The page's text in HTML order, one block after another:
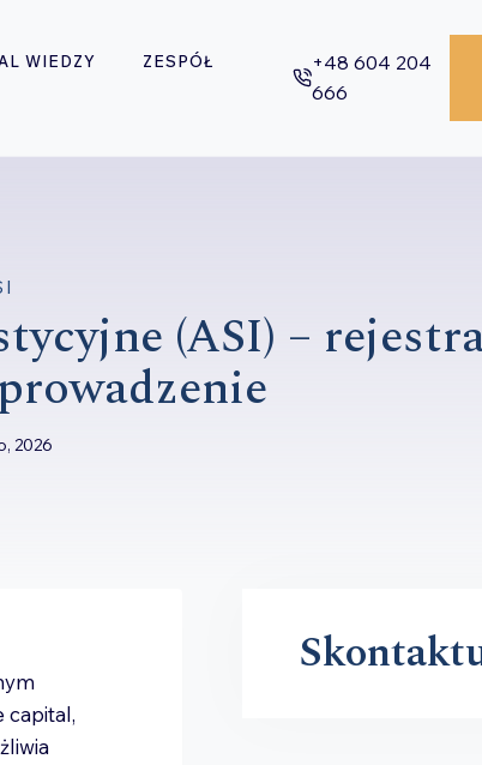
WIEDZY
ZESPÓŁ
+48 604 204
666
(ASI) –
2026
capital,